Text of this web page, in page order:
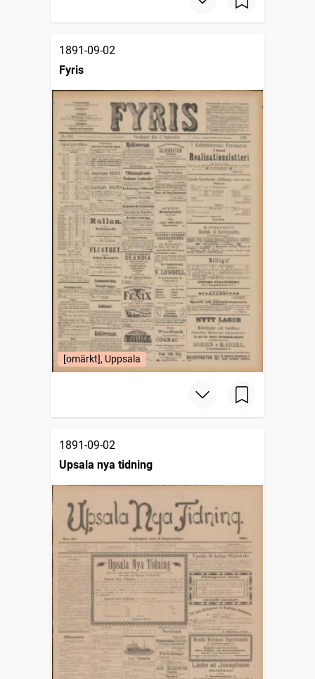
1891-09-02
Fyris
[omärkt], Uppsala
1891-09-02
Upsala nya tidning